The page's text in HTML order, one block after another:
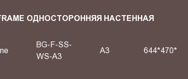
FRAME ОДНОСТОРОННЯЯ НАСТЕННАЯ
BG-F-SS-
WS-A3
A3 644*470*